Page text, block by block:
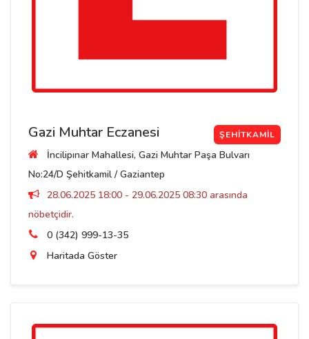
Gazi Muhtar Eczanesi ŞEHITKAMIL
İncilipınar Mahallesi, Gazi Muhtar Paşa Bulvarı
No:24/D Şehitkamil / Gaziantep
28.06.2025 18:00 - 29.06.2025 08:30 arasında
nöbetçidir.
0 (342) 999-13-35
Haritada Göster